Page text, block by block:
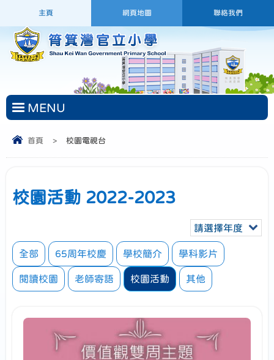
主頁 網頁地圖 聯絡我們
MENU
首頁 > 校園電視台
校園活動 2022-2023
請選擇年度
全部 65周年校慶 學校簡介 學科影片
閱讀校園 老師寄語 校園活動 其他